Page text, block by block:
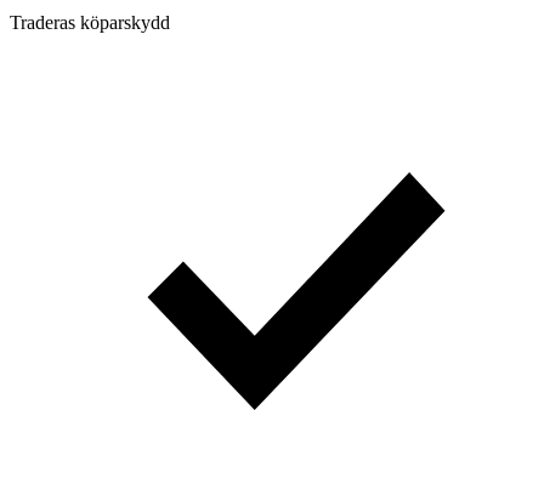
Traderas köparskydd